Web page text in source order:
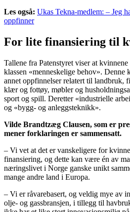
Les også: Ukas Tekna-medlem: – Jeg
oppfinner
For lite finansiering til
Tallene fra Patenstyret viser at
klassen «menneskelige behov». Denne
annet oppfinnelser relatert til landbruk,
klær og fottøy, møbler og
sport og spill. Deretter «industrielle
og «bygg- og anleggsteknikk».
Vilde Brandtzæg Clausen, som er
mener forklaringen er sammensatt.
– Vi vet at det er vanskeligere for
finansiering, og dette kan være én av
næringslivet i Norge ganske unikt
mange andre land i Europa.
– Vi er råvarebasert, og veldig mye av
olje- og gassbransjen, i tillegg til